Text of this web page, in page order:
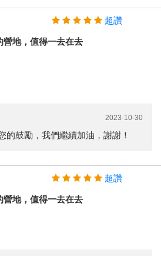
超讚
營地，值得一去在去
2023-10-30
的鼓勵，我們繼續加油，謝謝！
超讚
營地，值得一去在去